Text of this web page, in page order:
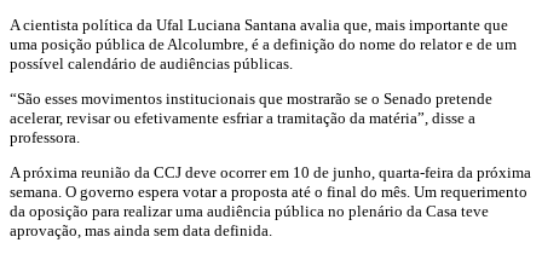
A cientista política da Ufal Luciana Santana avalia que, mais importante que
uma posição pública de Alcolumbre, é a definição do nome do relator e de um
possível calendário de audiências públicas.
“São esses movimentos institucionais que mostrarão se o Senado pretende
acelerar, revisar ou efetivamente esfriar a tramitação da matéria”, disse a
professora.
A próxima reunião da CCJ deve ocorrer em 10 de junho, quarta-feira da próxima
semana. O governo espera votar a proposta até o final do mês. Um requerimento
da oposição para realizar uma audiência pública no plenário da Casa teve
aprovação, mas ainda sem data definida.